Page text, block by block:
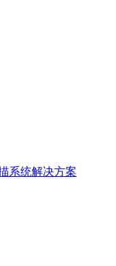
系统解决方案